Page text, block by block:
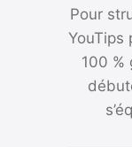
Pour
YouTips
100 %